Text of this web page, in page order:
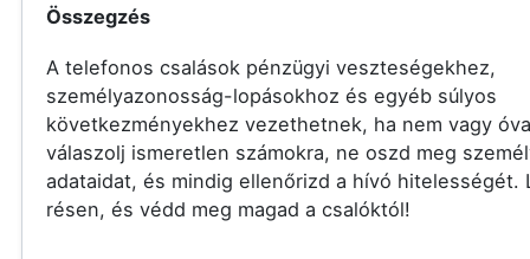
Összegzés
A telefonos csalások pénzügyi veszteségekhez,
személyazonosság-lopásokhoz és egyéb súlyos
következményekhez vezethetnek, ha nem vagy
válaszolj ismeretlen számokra, ne oszd meg
adataidat, és mindig ellenőrizd a hívó hitelességét.
résen, és védd meg magad a csalóktól!